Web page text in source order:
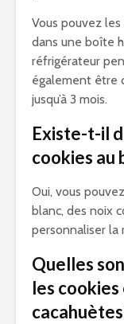
Vous pouvez
dans une boîte
réfrigérateur
également être
jusqu’à 3 mois.
Existe-t-il
cookies au
Oui, vous
blanc, des noix
personnaliser la
Quelles
les cookies
cacahuètes